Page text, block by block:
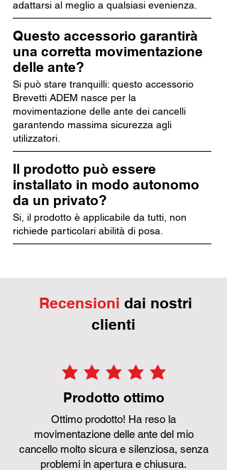
adattarsi al meglio a qualsiasi evenienza.
Questo accessorio garantirà
una corretta movimentazione
delle ante?
Si può stare tranquilli: questo accessorio
Brevetti ADEM nasce per la
movimentazione delle ante dei cancelli
garantendo massima sicurezza agli
utilizzatori.
Il prodotto può essere
installato in modo autonomo
da un privato?
Si, il prodotto è applicabile da tutti, non
richiede particolari abilità di posa.
Recensioni dai nostri
clienti
la valutazione media è 5 su
Prodotto ottimo
Ottimo prodotto! Ha reso la
movimentazione delle ante del mio
cancello molto sicura e silenziosa, senza
problemi in apertura e chiusura.